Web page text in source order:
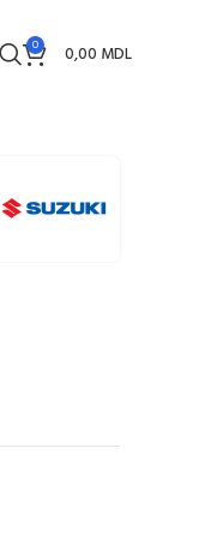
0 0,00 MDL